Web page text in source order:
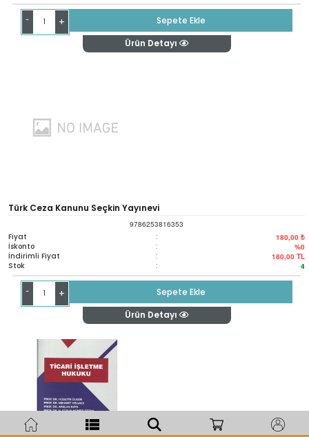
- +
Sepete Ekle
Ürün Detayı
Türk Ceza Kanunu Seçkin Yayınevi
9786253816353
Fiyat : 180,00 ₺
İskonto : %0
İndirimli Fiyat : 180,00 TL
Stok : 4
- +
Sepete Ekle
Ürün Detayı